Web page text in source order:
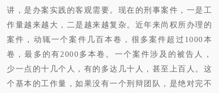
讲，是办案实践的客观需要。现在的刑事案件，一是工
作量越来越大，二是越来越复杂。近年来尚权所办理的
案件，动辄一个案件几百本卷，很多案件超过1000本
卷，最多的有2000多本卷。一个案件涉及的被告人，
少一点的十几个人，有的多达几十人，甚至上百人。这
个基本的工作量，如果没有一个刑辩团队，是绝对完不